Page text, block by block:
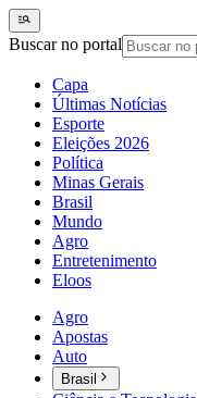
Buscar no portal
Capa
Últimas Notícias
Esporte
Eleições 2026
Política
Minas Gerais
Brasil
Mundo
Agro
Entretenimento
Eloos
Agro
Apostas
Auto
Brasil